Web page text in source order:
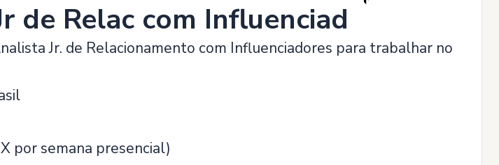
de Relac com Influenciadores
Jr. de Relacionamento com Influenciadores para trabalhar no
por semana presencial)